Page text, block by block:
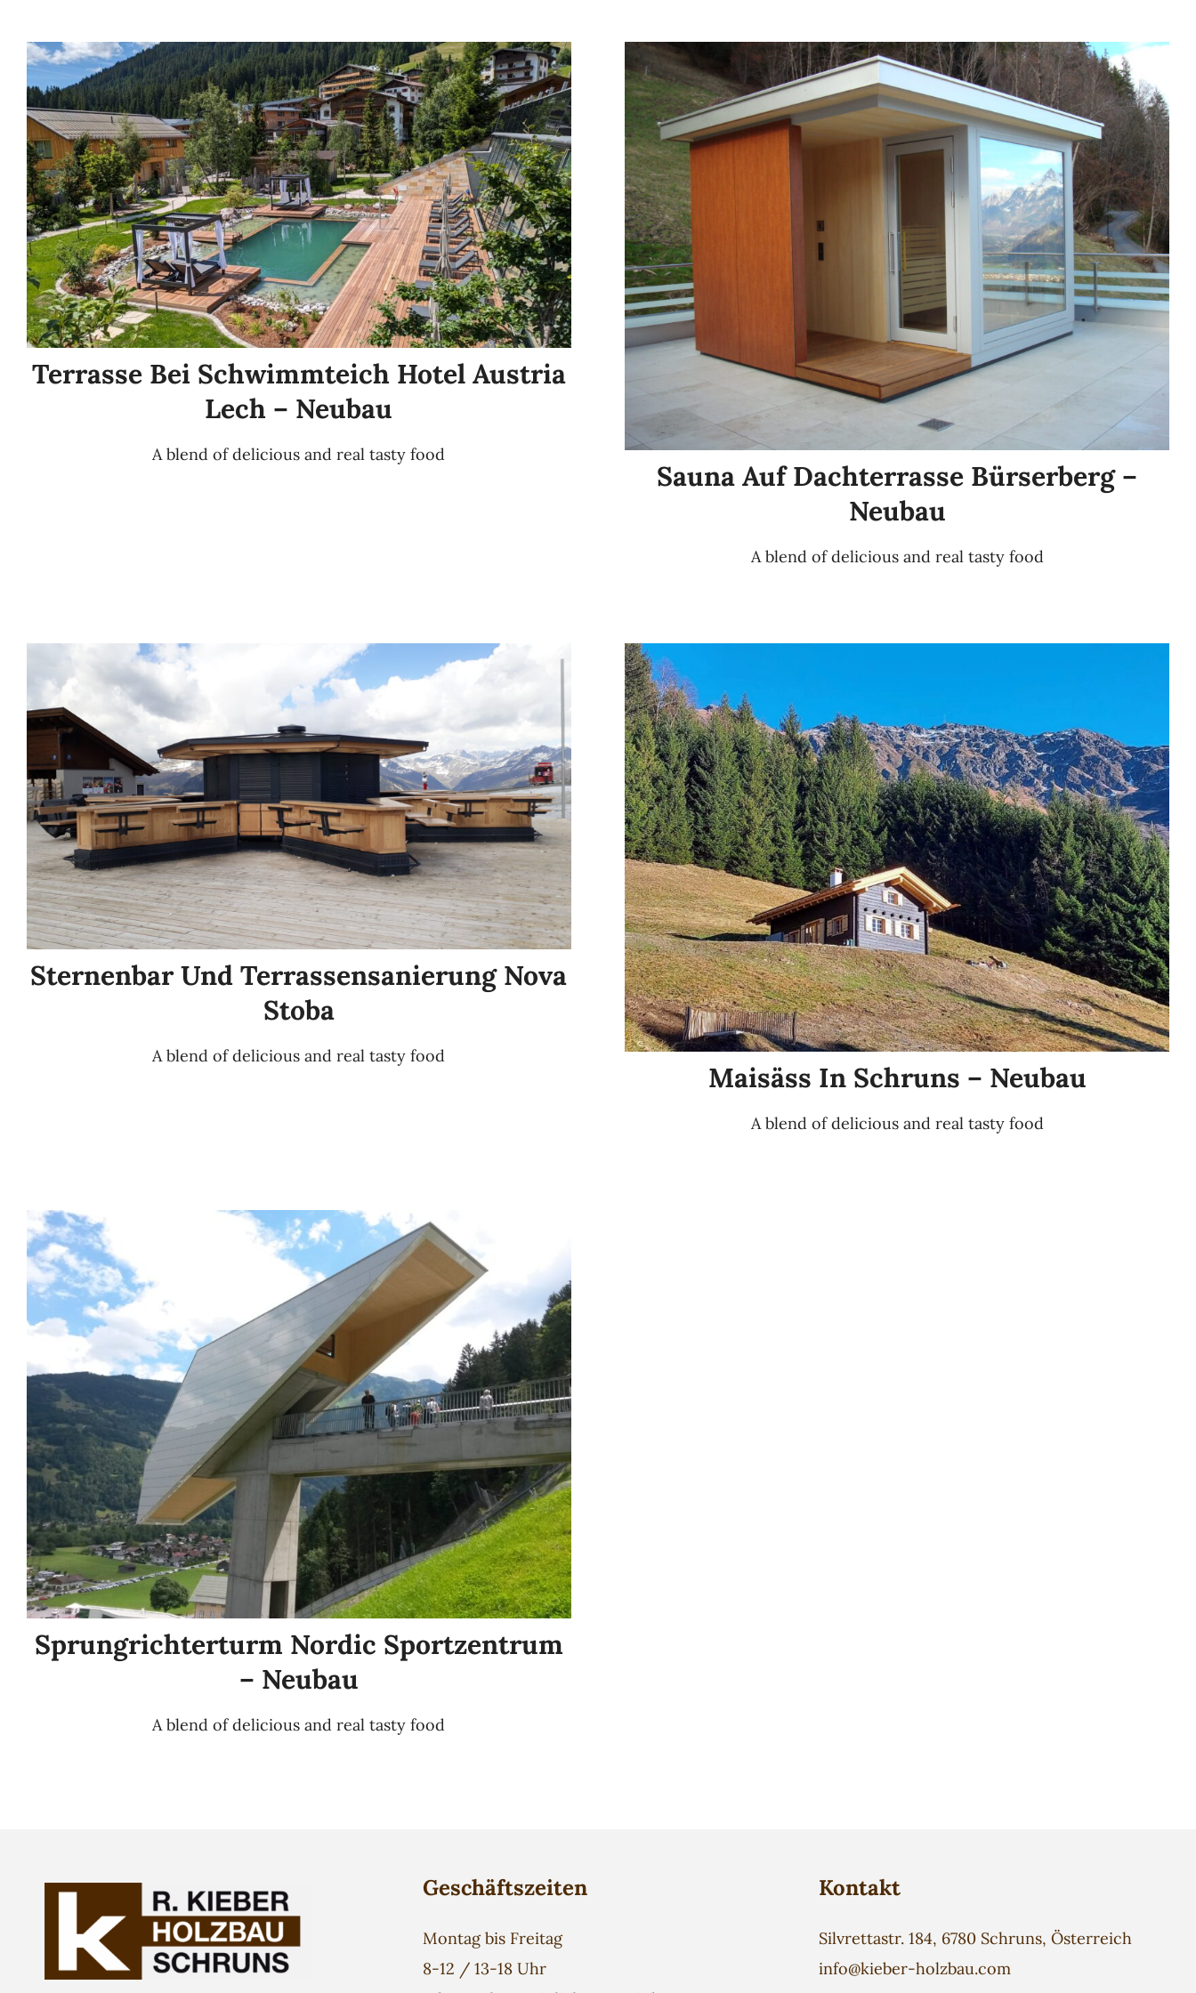
Terrasse Bei Schwimmteich Hotel Austria
Lech – Neubau
A blend of delicious and real tasty food
Sauna Auf Dachterrasse Bürserberg –
Neubau
A blend of delicious and real tasty food
Sternenbar Und Terrassensanierung Nova
Stoba
A blend of delicious and real tasty food
Maisäss In Schruns – Neubau
A blend of delicious and real tasty food
Sprungrichterturm Nordic Sportzentrum
– Neubau
A blend of delicious and real tasty food
Geschäftszeiten
Montag bis Freitag
8-12 / 13-18 Uhr
Kontakt
Silvrettastr. 184, 6780 Schruns, Österreich
info@kieber-holzbau.com